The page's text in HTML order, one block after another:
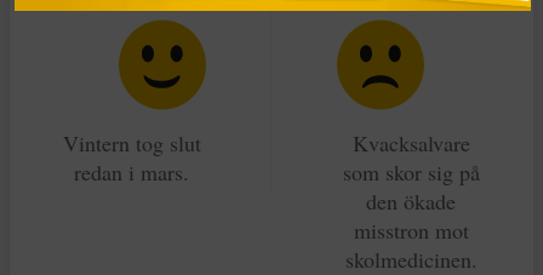
Vintern tog slut
redan i mars.
Kvacksalvare
som skor sig på
den ökade
misstron mot
skolmedicinen.